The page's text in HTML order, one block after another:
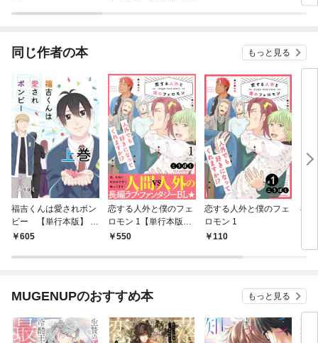
同じ作者の本 もっと見る
福吉くんは愛されボン
ビー 【単行本版】 上
巻605
恋する人外と僕のフェ
ロモン 1【単行本版
（限定描き下ろし付
550
恋する人外と僕のフェ
ロモン 1
110
福
MUGENUPのおすすめ本 もっと見る